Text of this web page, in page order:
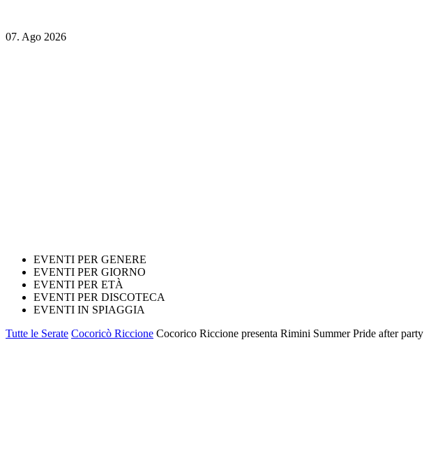
07. Ago 2026
EVENTI PER GENERE
EVENTI PER GIORNO
EVENTI PER ETÀ
EVENTI PER DISCOTECA
EVENTI IN SPIAGGIA
Tutte le Serate Cocoricò Riccione Cocorico Riccione presenta Rimini Summer Pride after party